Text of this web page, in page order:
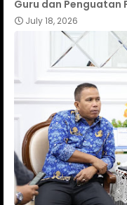
Guru dan Penguatan
July 18, 2026